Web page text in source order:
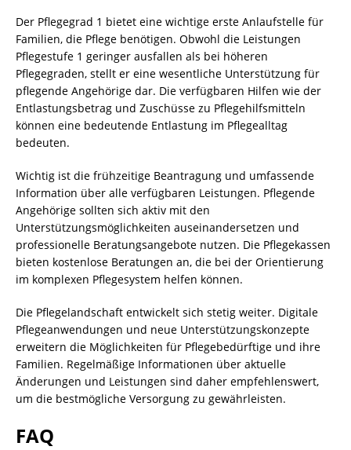
Der Pflegegrad 1 bietet eine wichtige erste Anlaufstelle für
Familien, die Pflege benötigen. Obwohl die Leistungen
Pflegestufe 1 geringer ausfallen als bei höheren
Pflegegraden, stellt er eine wesentliche Unterstützung für
pflegende Angehörige dar. Die verfügbaren Hilfen wie der
Entlastungsbetrag und Zuschüsse zu Pflegehilfsmitteln
können eine bedeutende Entlastung im Pflegealltag
bedeuten.
Wichtig ist die frühzeitige Beantragung und umfassende
Information über alle verfügbaren Leistungen. Pflegende
Angehörige sollten sich aktiv mit den
Unterstützungsmöglichkeiten auseinandersetzen und
professionelle Beratungsangebote nutzen. Die Pflegekassen
bieten kostenlose Beratungen an, die bei der Orientierung
im komplexen Pflegesystem helfen können.
Die Pflegelandschaft entwickelt sich stetig weiter. Digitale
Pflegeanwendungen und neue Unterstützungskonzepte
erweitern die Möglichkeiten für Pflegebedürftige und ihre
Familien. Regelmäßige Informationen über aktuelle
Änderungen und Leistungen sind daher empfehlenswert,
um die bestmögliche Versorgung zu gewährleisten.
FAQ